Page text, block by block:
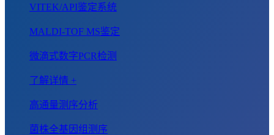
VITEK/API鉴定系统
MALDI-TOF MS鉴定
微滴式数字PCR检测
了解详情 +
高通量测序分析
菌株全基因组测序